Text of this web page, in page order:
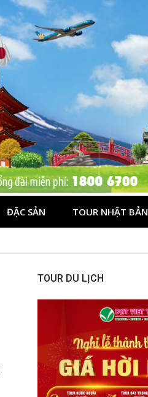
ĐẶC SẢN TOUR NHẬT BẢN
TOUR DU LỊCH